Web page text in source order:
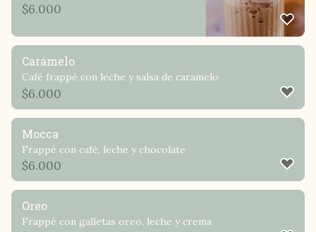
$6.000
Caramelo
Café frappé con leche y salsa de caramelo
$6.000
Mocca
Frappé con café, leche y chocolate
$6.000
Oreo
Frappé con galletas oreo, leche y crema